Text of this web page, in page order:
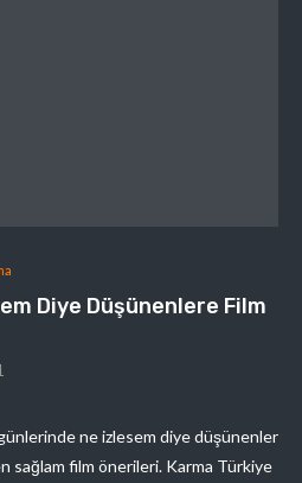
Diye Düşünenlere Film
ne izlesem diye düşünenler
sağlam film önerileri. Karma Türkiye